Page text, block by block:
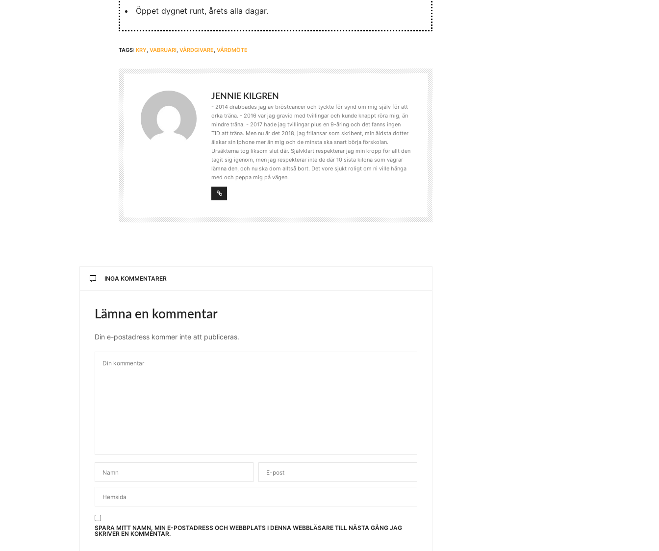
Öppet dygnet runt, årets alla dagar.
TAGS: KRY, VABRUARI, VÅRDGIVARE, VÅRDMÖTE
JENNIE KILGREN
- 2014 drabbades jag av bröstcancer och tyckte för synd om mig själv för att
orka träna. - 2016 var jag gravid med tvillingar och kunde knappt röra mig, än
mindre träna. - 2017 hade jag tvillingar plus en 9-åring och det fanns ingen
TID att träna. Men nu är det 2018, jag frilansar som skribent, min äldsta dotter
älskar sin Iphone mer än mig och de minsta ska snart börja förskolan.
Ursäkterna tog liksom slut där. Självklart respekterar jag min kropp för allt den
tagit sig igenom, men jag respekterar inte de där 10 sista kilona som vägrar
lämna den, och nu ska dom alltså bort. Det vore sjukt roligt om ni ville hänga
med och peppa mig på vägen.
INGA KOMMENTARER
Lämna en kommentar
Din e-postadress kommer inte att publiceras.
SPARA MITT NAMN, MIN E-POSTADRESS OCH WEBBPLATS I DENNA WEBBLÄSARE TILL NÄSTA GÅNG JAG
SKRIVER EN KOMMENTAR.